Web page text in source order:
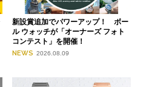
新設賞追加でパワーアップ！ ボー
ル ウォッチが「オーナーズ フォト
コンテスト」を開催！
NEWS 2026.08.09